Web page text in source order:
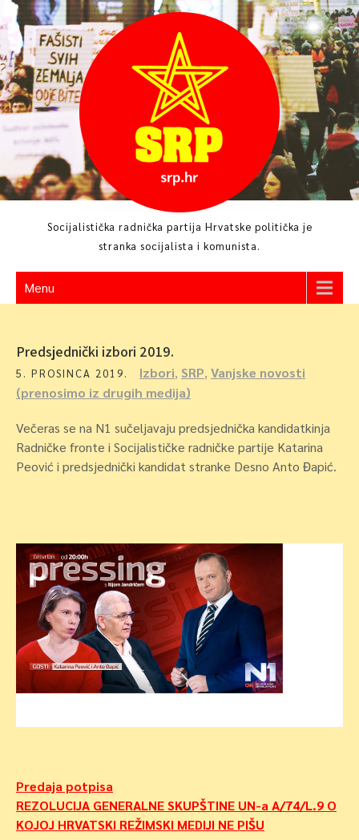
Skip
to
content
Socijalistička radnička partija Hrvatske politička je
stranka socijalista i komunista.
Menu
Predsjednički izbori 2019.
5. PROSINCA 2019. Izbori, SRP, Vanjske novosti
(prenosimo iz drugih medija)
Večeras se na N1 sučeljavaju predsjednička kandidatkinja
Radničke fronte i Socijalističke radničke partije Katarina
Peović i predsjednički kandidat stranke Desno Anto Đapić.
Navigacija
objava
Predaja potpisa
REZOLUCIJA GENERALNE SKUPŠTINE UN-a A/74/L.9 O
KOJOJ HRVATSKI REŽIMSKI MEDIJI NE PIŠU